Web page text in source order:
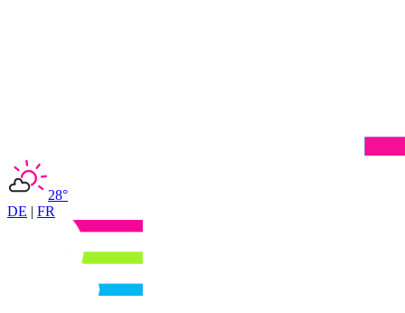
28°
DE | FR